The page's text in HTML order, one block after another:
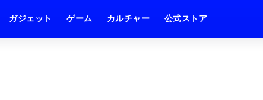
ガジェット ゲーム カルチャー 公式ストア